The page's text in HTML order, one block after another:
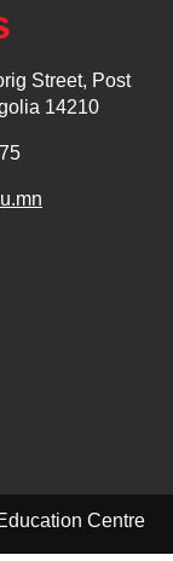
Street, Post
14210
Centre